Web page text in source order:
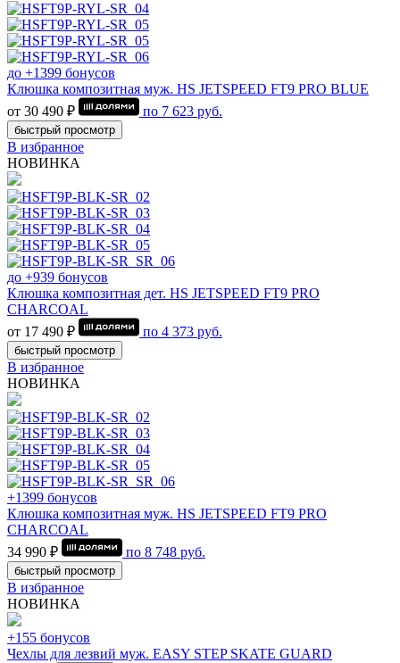
до +1399 бонусов
Клюшка композитная муж. HS JETSPEED FT9 PRO BLUE
от 30 490 ₽
по 7 623 руб.
быстрый просмотр
В избранное
НОВИНКА
до +939 бонусов
Клюшка композитная дет. HS JETSPEED FT9 PRO
CHARCOAL
от 17 490 ₽
по 4 373 руб.
быстрый просмотр
В избранное
НОВИНКА
+1399 бонусов
Клюшка композитная муж. HS JETSPEED FT9 PRO
CHARCOAL
34 990 ₽
по 8 748 руб.
быстрый просмотр
В избранное
НОВИНКА
+155 бонусов
Чехлы для лезвий муж. EASY STEP SKATE GUARD